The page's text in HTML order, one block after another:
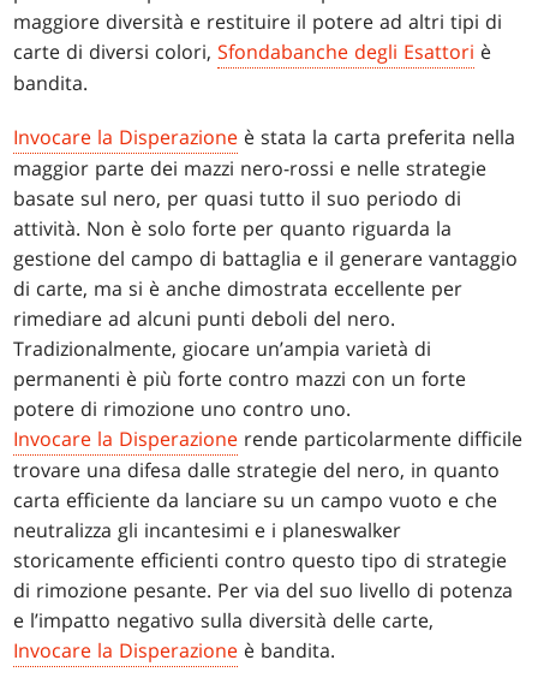
maggiore diversità e restituire il potere ad altri tipi di
carte di diversi colori,Sfondabanche degli Esattori è
bandita.
Invocare la Disperazione è stata la carta preferita nella
maggior parte dei mazzi nero-rossi e nelle strategie
basate sul nero, per quasi tutto il suo periodo di
attività. Non è solo forte per quanto riguarda la
gestione del campo di battaglia e il generare vantaggio
di carte, ma si è anche dimostrata eccellente per
rimediare ad alcuni punti deboli del nero.
Tradizionalmente, giocare un’ampia varietà di
permanenti è più forte contro mazzi con un forte
potere di rimozione uno contro uno.
Invocare la Disperazione rende particolarmente difficile
trovare una difesa dalle strategie del nero, in quanto
carta efficiente da lanciare su un campo vuoto e che
neutralizza gli incantesimi e i planeswalker
storicamente efficienti contro questo tipo di strategie
di rimozione pesante. Per via del suo livello di potenza
e l’impatto negativo sulla diversità delle carte,
Invocare la Disperazione è bandita.